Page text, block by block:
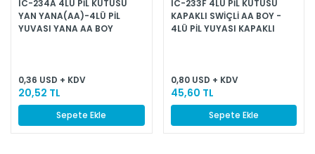
IC-234A 4LÜ PİL KUTUSU
YAN YANA(AA)-4LÜ PİL
YUVASI YANA AA BOY
0,36 USD + KDV
20,52 TL
Sepete Ekle
IC-233F 4LÜ PİL KUTUSU
KAPAKLI SWİÇLİ AA BOY -
4LÜ PİL YUYASI KAPAKLI
0,80 USD + KDV
45,60 TL
Sepete Ekle